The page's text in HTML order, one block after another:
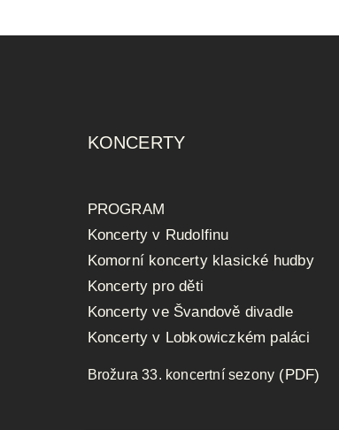
KONCERTY
PROGRAM
Koncerty v Rudolfinu
Komorní koncerty klasické hudby
Koncerty pro děti
Koncerty ve Švandově divadle
Koncerty v Lobkowiczkém paláci
Brožura 33. koncertní sezony (PDF)